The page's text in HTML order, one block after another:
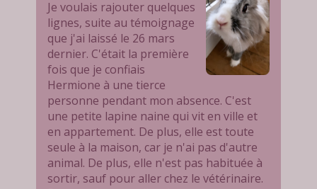
Je voulais rajouter quelques
lignes, suite au témoignage
que j'ai laissé le 26 mars
dernier. C'était la première
fois que je confiais
Hermione à une tierce
personne pendant mon absence. C'est
une petite lapine naine qui vit en ville et
en appartement. De plus, elle est toute
seule à la maison, car je n'ai pas d'autre
animal. De plus, elle n'est pas habituée à
sortir, sauf pour aller chez le vétérinaire.